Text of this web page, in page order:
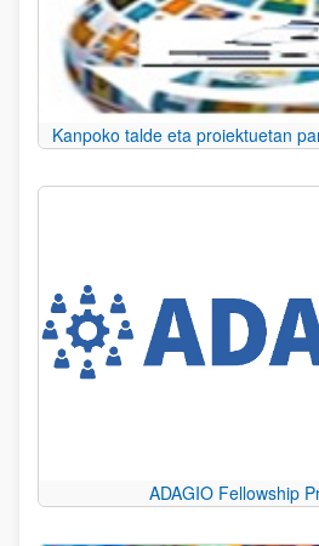
Kanpoko talde eta proiektuetan
ADAGIO Fellowship